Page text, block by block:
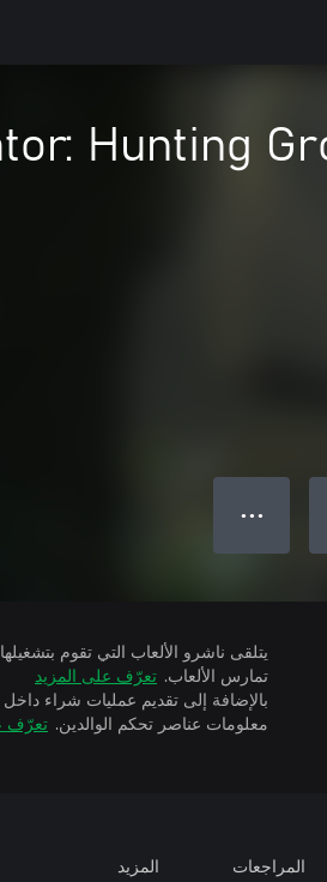
Hunting
● ● ●
تمارس الألعاب. تعرّف على المزيد
بالإضافة إلى تقديم عمليات شراء داخل
معلومات عناصر تحكم الوالدين. تعرّف
المراجعات المزيد